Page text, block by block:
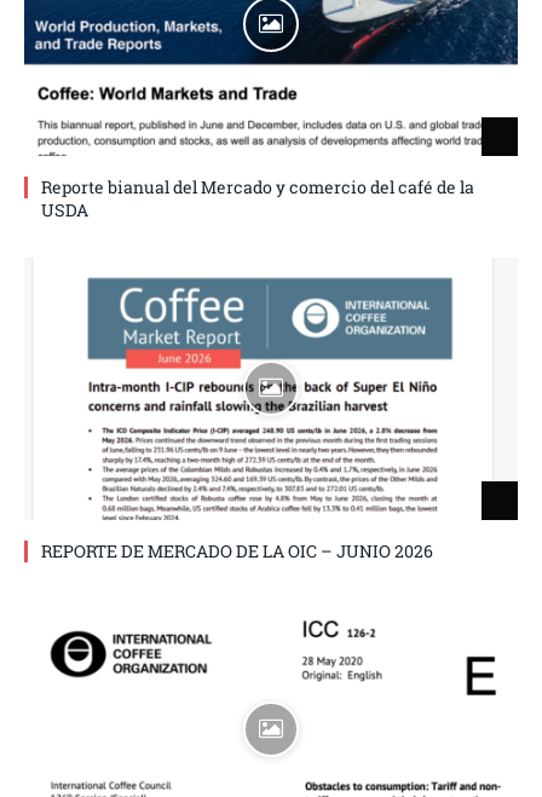
Reporte bianual del Mercado y comercio del café de la
USDA
REPORTE DE MERCADO DE LA OIC – JUNIO 2026